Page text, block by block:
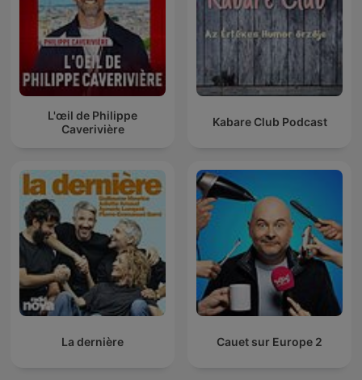
L'œil de Philippe
Caverivière
Kabare Club Podcast
La dernière Cauet sur Europe 2